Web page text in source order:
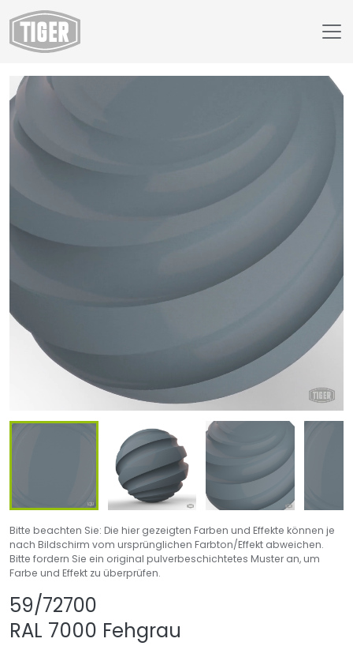
59/72700 - RAL 7000 Fehgrau
Bitte beachten Sie: Die hier gezeigten Farben und Effekte können je
nach Bildschirm vom ursprünglichen Farbton/Effekt abweichen.
Bitte fordern Sie ein original pulverbeschichtetes Muster an, um
Farbe und Effekt zu überprüfen.
59/72700
RAL 7000 Fehgrau